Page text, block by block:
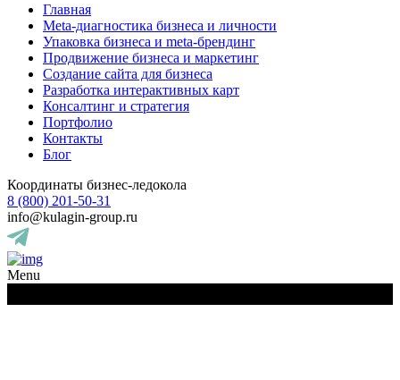
Главная
Meta-диагностика бизнеса и личности
Упаковка бизнеса и meta-брендинг
Продвижение бизнеса и маркетинг
Создание сайта для бизнеса
Разработка интерактивных карт
Консалтинг и стратегия
Портфолио
Контакты
Блог
Координаты бизнес-ледокола
8 (800) 201-50-31
info@kulagin-group.ru
Menu